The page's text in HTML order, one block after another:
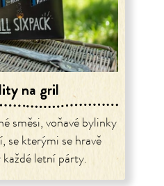
na gril
směsi, voňavé bylinky
se kterými se hravě
letní párty.